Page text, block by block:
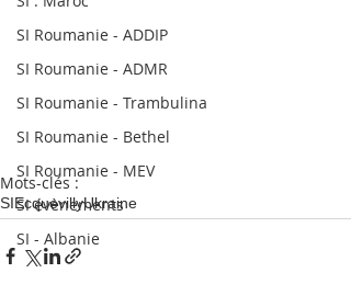
SI Roumanie - ADDIP
SI Roumanie - ADMR
SI Roumanie - Trambulina
SI Roumanie - Bethel
SI Roumanie - MEV
SI évènements
SI - Albanie
Mots-clés :
SIEcquevillyUkraine